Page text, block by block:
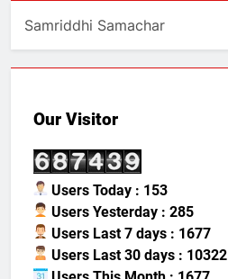
Samriddhi Samachar
Our Visitor
Users Today : 153
Users Yesterday : 285
Users Last 7 days : 1677
Users Last 30 days : 10322